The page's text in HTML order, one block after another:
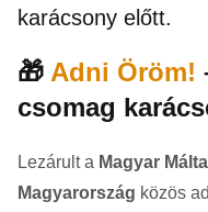
karácsony előtt.
🎁 Adni Öröm!
csomag
Lezárult a Magyar
Magyarország közös